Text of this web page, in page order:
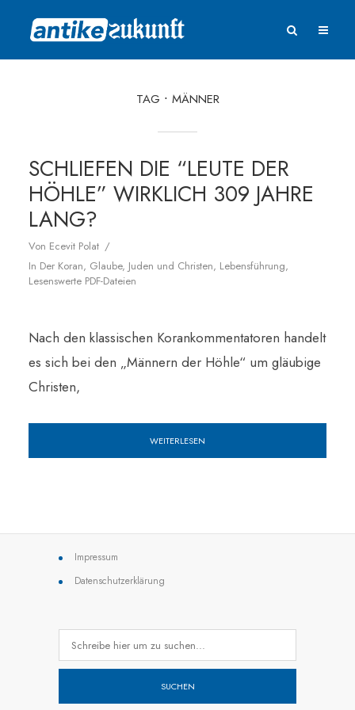
TAG MÄNNER
SCHLIEFEN DIE “LEUTE DER
HÖHLE” WIRKLICH 309 JAHRE
LANG?
Von Ecevit Polat
In Der Koran, Glaube, Juden und Christen, Lebensführung,
Lesenswerte PDF-Dateien
Nach den klassischen Korankommentatoren handelt
es sich bei den „Männern der Höhle“ um gläubige
Christen,
WEITERLESEN
Impressum
Datenschutzerklärung
SUCHEN